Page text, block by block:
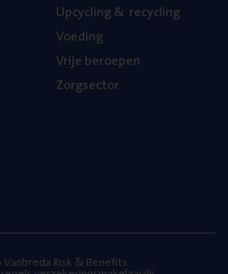
Upcy­cling& recycling
Voe­ding
Vrije beroe­pen
Zorg­sec­tor
Risk & Benefits